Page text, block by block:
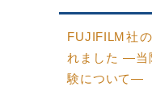
FUJIFILM社
れました ―当
験について―